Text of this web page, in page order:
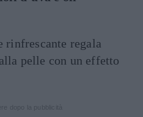
rinfrescante regala
pelle con un effetto